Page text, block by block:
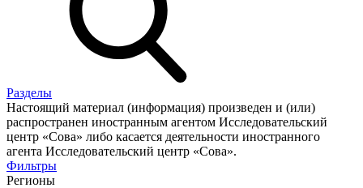
Разделы
Настоящий материал (информация) произведен и (или)
распространен иностранным агентом Исследовательский
центр «Сова» либо касается деятельности иностранного
агента Исследовательский центр «Сова».
Фильтры
Регионы